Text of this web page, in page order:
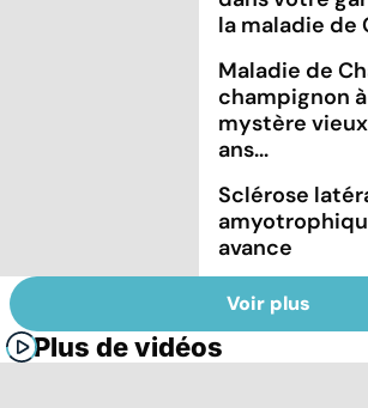
la maladie de
Maladie de
champignon
mystère
ans...
Sclérose
avance
Voir plus
Plus de vidéos